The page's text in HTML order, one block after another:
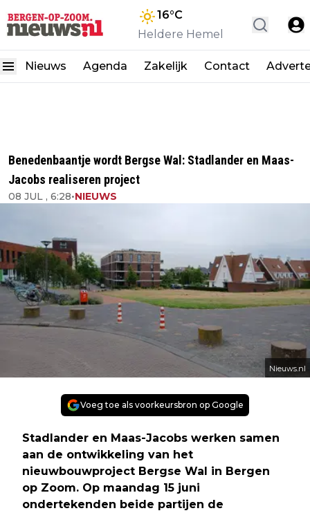
16°C
Heldere Hemel
Nieuws Agenda Zakelijk Contact
Benedenbaantje wordt Bergse Wal: Stadlander en Maas-
Jacobs realiseren project
08 JUL , 6:28•NIEUWS
Nieuws.nl
Voeg toe als voorkeursbron op Google
Stadlander en Maas-Jacobs werken samen
aan de ontwikkeling van het
nieuwbouwproject Bergse Wal in Bergen
op Zoom. Op maandag 15 juni
ondertekenden beide partijen de